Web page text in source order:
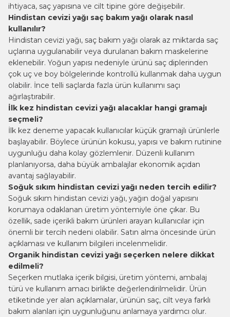
ihtiyaca, saç yapısına ve cilt tipine göre değişebilir.
Hindistan cevizi yağı saç bakım yağı olarak nasıl
kullanılır?
Hindistan cevizi yağı, saç bakım yağı olarak az miktarda saç
uçlarına uygulanabilir veya durulanan bakım maskelerine
eklenebilir. Yoğun yapısı nedeniyle ürünü saç diplerinden
çok uç ve boy bölgelerinde kontrollü kullanmak daha uygun
olabilir. İnce telli saçlarda fazla ürün kullanımı saçı
ağırlaştırabilir.
İlk kez hindistan cevizi yağı alacaklar hangi gramajı
seçmeli?
İlk kez deneme yapacak kullanıcılar küçük gramajlı ürünlerle
başlayabilir. Böylece ürünün kokusu, yapısı ve bakım rutinine
uygunluğu daha kolay gözlemlenir. Düzenli kullanım
planlanıyorsa, daha büyük ambalajlar ekonomik açıdan
avantaj sağlayabilir.
Soğuk sıkım hindistan cevizi yağı neden tercih edilir?
Soğuk sıkım hindistan cevizi yağı, yağın doğal yapısını
korumaya odaklanan üretim yöntemiyle öne çıkar. Bu
özellik, sade içerikli bakım ürünleri arayan kullanıcılar için
önemli bir tercih nedeni olabilir. Satın alma öncesinde ürün
açıklaması ve kullanım bilgileri incelenmelidir.
Organik hindistan cevizi yağı seçerken nelere dikkat
edilmeli?
Seçerken mutlaka içerik bilgisi, üretim yöntemi, ambalaj
türü ve kullanım amacı birlikte değerlendirilmelidir. Ürün
etiketinde yer alan açıklamalar, ürünün saç, cilt veya farklı
bakım alanları için uygunluğunu anlamaya yardımcı olur.